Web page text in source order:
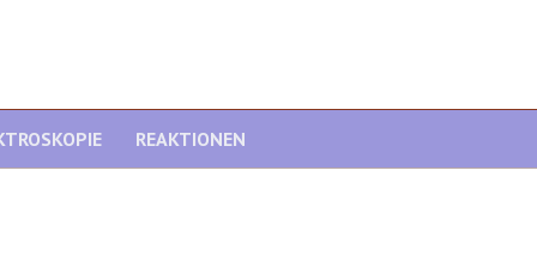
REAKTIONEN